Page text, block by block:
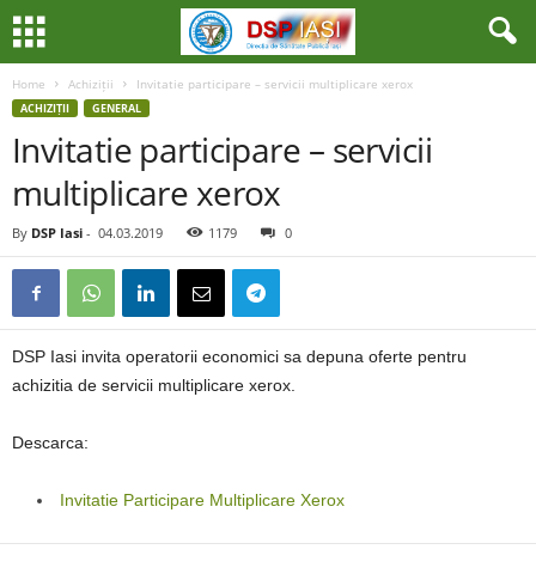
Home Achiziții Invitatie participare – servicii multiplicare xerox
ACHIZIȚII GENERAL
Invitatie participare – servicii
multiplicare xerox
By DSP Iasi - 04.03.2019 1179 0
DSP Iasi invita operatorii economici sa depuna oferte pentru
achizitia de servicii multiplicare xerox.
Descarca:
Invitatie Participare Multiplicare Xerox